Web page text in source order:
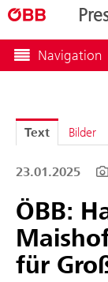
Navigation
Text Bilder
23.01.2025
ÖBB:
für